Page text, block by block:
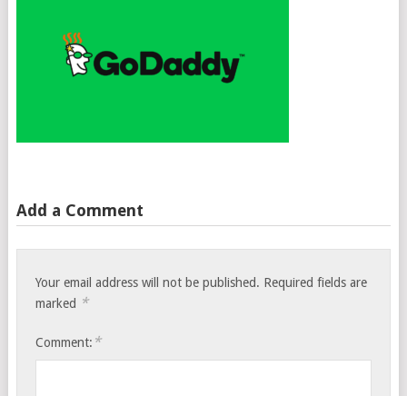
Add a Comment
Your email address will not be published. Required fields are
marked *
Comment: *